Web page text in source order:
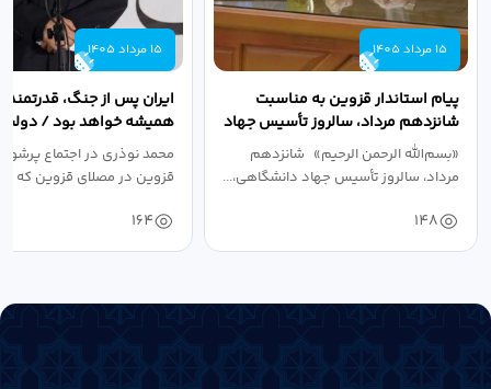
15 مرداد 1405
پیام استاندار قزوین به مناسبت
شانزدهم مرداد، سالروز تأسیس جهاد
دانشگاهی
«بسم‌الله الرحمن الرحیم» شانزدهم
مرداد، سالروز تأسیس جهاد دانشگاهی،...
148
15 مرداد 1405
ایران پس از جنگ،
همیشه خواهد بود / دولت
نبرد اقتصادی،...
محمد نوذری در اجتماع
قزوین در مصلای قزوین که
164